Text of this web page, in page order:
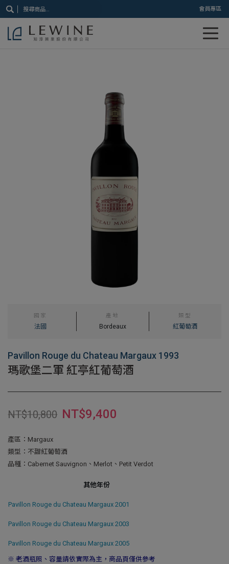
會員專區
國家
法國
產地
Bordeaux
類型
紅葡萄酒
Pavillon Rouge du Chateau Margaux 1993
瑪歌堡二軍 紅亭紅葡萄酒
NT$10,800 NT$9,400
產區：Margaux
類型：不甜紅葡萄酒
品種：Cabernet Sauvignon、Merlot、Petit Verdot
其他年份
Pavillon Rouge du Chateau Margaux 2001
Pavillon Rouge du Chateau Margaux 2003
Pavillon Rouge du Chateau Margaux 2005
※ 老酒瓶照、容量請依實際為主，商品頁僅供參考